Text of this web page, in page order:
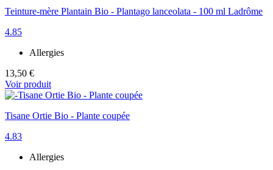
Teinture-mère Plantain Bio - Plantago lanceolata - 100 ml Ladrôme
4.85
Allergies
13,50 €
Voir produit
Tisane Ortie Bio - Plante coupée
4.83
Allergies